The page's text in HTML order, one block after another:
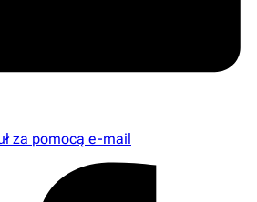
za pomocą e-mail